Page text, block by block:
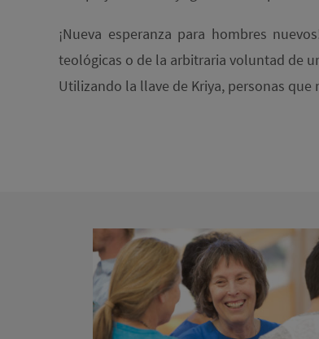
¡Nueva esperanza para hombres
teológicas o de la arbitraria voluntad de
Utilizando la llave de Kriya, personas